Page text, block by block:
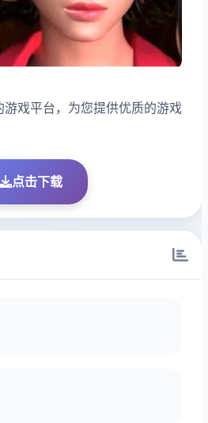
戏平台，为您提供优质的游戏
点击下载